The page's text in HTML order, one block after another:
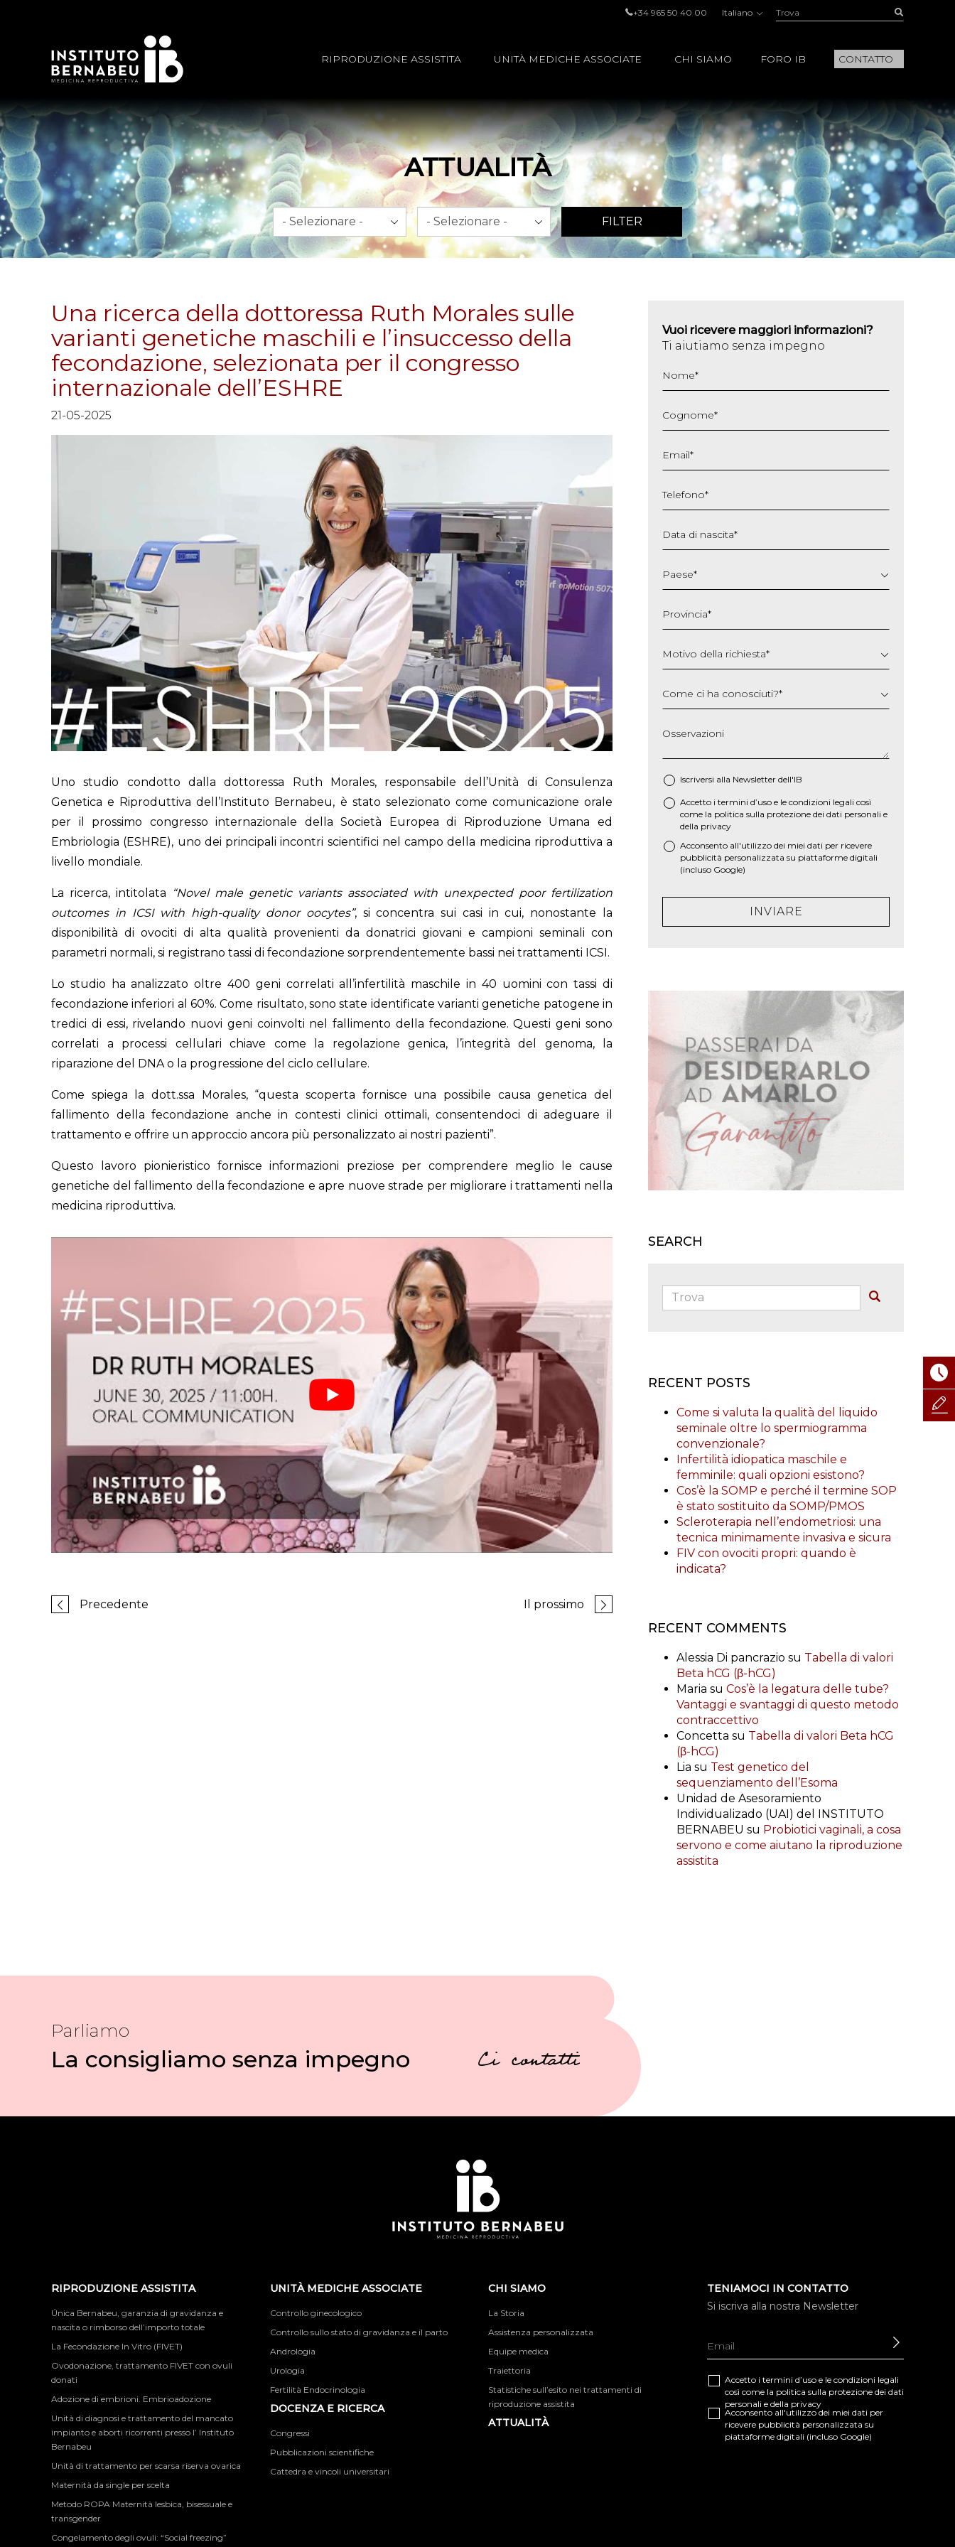
+34 965 50 40 00 Italiano Trova:
RIPRODUZIONE ASSISTITA UNITÀ MEDICHE ASSOCIATE CHI SIAMO FORO IB CONTATTO
ATTUALITÀ
Mese Anno
FILTER
Una ricerca della dottoressa Ruth Morales sulle
varianti genetiche maschili e l’insuccesso della
fecondazione, selezionata per il congresso
internazionale dell’ESHRE
21-05-2025
Uno studio condotto dalla dottoressa Ruth Morales, responsabile dell’Unità di Consulenza
Genetica e Riproduttiva dell’Instituto Bernabeu, è stato selezionato come comunicazione orale
per il prossimo congresso internazionale della Società Europea di Riproduzione Umana ed
Embriologia (ESHRE), uno dei principali incontri scientifici nel campo della medicina riproduttiva a
livello mondiale.
La ricerca, intitolata
“Novel male genetic variants associated with unexpected poor fertilization
outcomes in ICSI with high-quality donor oocytes”, si concentra sui casi in cui, nonostante la
disponibilità di ovociti di alta qualità provenienti da donatrici giovani e campioni seminali con
parametri normali, si registrano tassi di fecondazione sorprendentemente bassi nei trattamenti ICSI.
Lo studio ha analizzato oltre 400 geni correlati all’infertilità maschile in 40 uomini con tassi di
fecondazione inferiori al 60%. Come risultato, sono state identificate varianti genetiche patogene in
tredici di essi, rivelando nuovi geni coinvolti nel fallimento della fecondazione. Questi geni sono
correlati a processi cellulari chiave come la regolazione genica, l’integrità del genoma, la
riparazione del DNA o la progressione del ciclo cellulare.
Come spiega la dott.ssa Morales, “questa scoperta fornisce una possibile causa genetica del
fallimento della fecondazione anche in contesti clinici ottimali, consentendoci di adeguare il
trattamento e offrire un approccio ancora più personalizzato ai nostri pazienti”.
Questo lavoro pionieristico fornisce informazioni preziose per comprendere meglio le cause
genetiche del fallimento della fecondazione e apre nuove strade per migliorare i trattamenti nella
medicina riproduttiva.
Precedente Il prossimo
Vuoi ricevere maggiori informazioni?
Ti aiutiamo senza impegno
Nome*
Cognome*
Email*
Telefono*
Data di nascita*
slash
MM
AAAA
Paese*
Provincia*
Motivo della richiesta*
Come ci ha conosciuti?*
Osservazioni
Iscriversi alla Newsletter dell'IB
* Accetto i termini d’uso e le condizioni legali così
come la politica sulla protezione dei dati personali e
della privacy
Acconsento all'utilizzo dei miei dati per ricevere
pubblicità personalizzata su piattaforme digitali
(incluso Google)
INVIARE
SEARCH
Trova:
RECENT POSTS
Come si valuta la qualità del liquido
seminale oltre lo spermiogramma
convenzionale?
Infertilità idiopatica maschile e
femminile: quali opzioni esistono?
Cos’è la SOMP e perché il termine SOP
è stato sostituito da SOMP/PMOS
Scleroterapia nell’endometriosi: una
tecnica minimamente invasiva e sicura
FIV con ovociti propri: quando è
indicata?
RECENT COMMENTS
Alessia Di pancrazio su Tabella di valori
Beta hCG (β-hCG)
Maria su Cos’è la legatura delle tube?
Vantaggi e svantaggi di questo metodo
contraccettivo
Concetta su Tabella di valori Beta hCG
(β-hCG)
Lia su Test genetico del
sequenziamento dell’Esoma
Unidad de Asesoramiento
Individualizado (UAI) del INSTITUTO
BERNABEU su Probiotici vaginali, a cosa
servono e come aiutano la riproduzione
assistita
Parliamo
La consigliamo senza impegno Ci contatti
RIPRODUZIONE ASSISTITA
Única Bernabeu, garanzia di gravidanza e
nascita o rimborso dell’importo totale
La Fecondazione In Vitro (FIVET)
Ovodonazione, trattamento FIVET con ovuli
donati
Adozione di embrioni. Embrioadozione
Unità di diagnosi e trattamento del mancato
impianto e aborti ricorrenti presso l’ Instituto
Bernabeu
Unità di trattamento per scarsa riserva ovarica
Maternità da single per scelta
Metodo ROPA Maternità lesbica, bisessuale e
transgender
Congelamento degli ovuli: “Social freezing”
UNITÀ MEDICHE ASSOCIATE
Controllo ginecologico
Controllo sullo stato di gravidanza e il parto
Andrologia
Urologia
Fertilità Endocrinologia
DOCENZA E RICERCA
Congressi
Pubblicazioni scientifiche
Cattedra e vincoli universitari
CHI SIAMO
La Storia
Assistenza personalizzata
Equipe medica
Traiettoria
Statistiche sull’esito nei trattamenti di
riproduzione assistita
ATTUALITÀ
TENIAMOCI IN CONTATTO
Si iscriva alla nostra Newsletter
Accetto i termini d’uso e le condizioni legali
così come la politica sulla protezione dei dati
personali e della privacy
Acconsento all'utilizzo dei miei dati per
ricevere pubblicità personalizzata su
piattaforme digitali (incluso Google)